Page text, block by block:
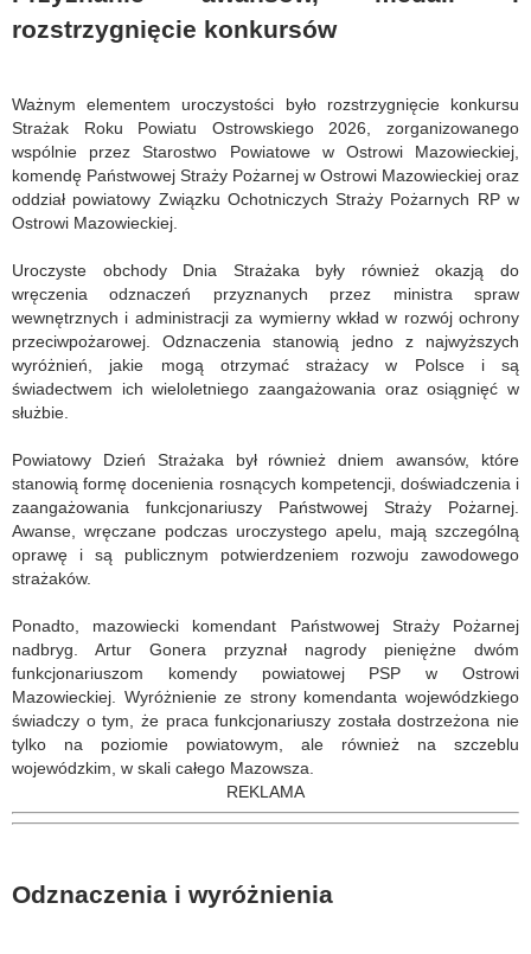
rozstrzygnięcie konkursów
Ważnym elementem uroczystości było rozstrzygnięcie konkursu
Strażak Roku Powiatu Ostrowskiego 2026, zorganizowanego
wspólnie przez Starostwo Powiatowe w Ostrowi Mazowieckiej,
komendę Państwowej Straży Pożarnej w Ostrowi Mazowieckiej oraz
oddział powiatowy Związku Ochotniczych Straży Pożarnych RP w
Ostrowi Mazowieckiej.
Uroczyste obchody Dnia Strażaka były również okazją do
wręczenia odznaczeń przyznanych przez ministra spraw
wewnętrznych i administracji za wymierny wkład w rozwój ochrony
przeciwpożarowej. Odznaczenia stanowią jedno z najwyższych
wyróżnień, jakie mogą otrzymać strażacy w Polsce i są
świadectwem ich wieloletniego zaangażowania oraz osiągnięć w
służbie.
Powiatowy Dzień Strażaka był również dniem awansów, które
stanowią formę docenienia rosnących kompetencji, doświadczenia i
zaangażowania funkcjonariuszy Państwowej Straży Pożarnej.
Awanse, wręczane podczas uroczystego apelu, mają szczególną
oprawę i są publicznym potwierdzeniem rozwoju zawodowego
strażaków.
Ponadto, mazowiecki komendant Państwowej Straży Pożarnej
nadbryg. Artur Gonera przyznał nagrody pieniężne dwóm
funkcjonariuszom komendy powiatowej PSP w Ostrowi
Mazowieckiej. Wyróżnienie ze strony komendanta wojewódzkiego
świadczy o tym, że praca funkcjonariuszy została dostrzeżona nie
tylko na poziomie powiatowym, ale również na szczeblu
wojewódzkim, w skali całego Mazowsza.
REKLAMA
Odznaczenia i wyróżnienia